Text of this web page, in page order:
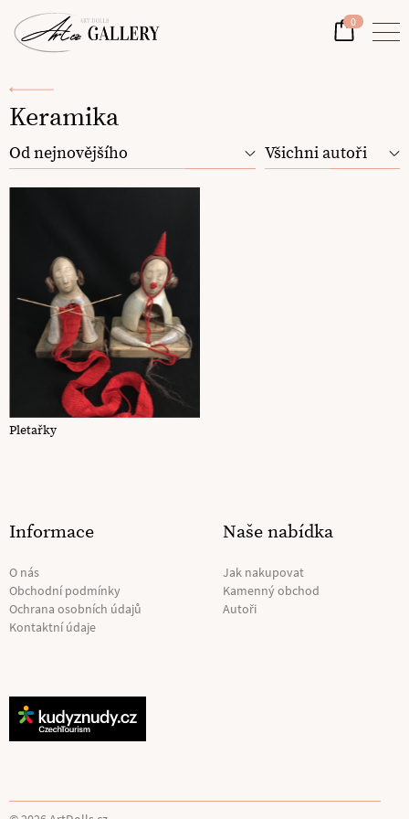
0
Keramika
Od nejnovějšího Všichni autoři
Pletařky
Informace
O nás
Obchodní podmínky
Ochrana osobních údajů
Kontaktní údaje
Naše nabídka
Jak nakupovat
Kamenný obchod
Autoři